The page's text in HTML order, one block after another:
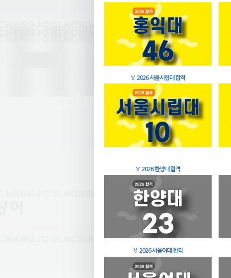
🏅 2026 서울시립대 합격
🏅 2026 한양대 합격
🏅 2026 서울여대 합격